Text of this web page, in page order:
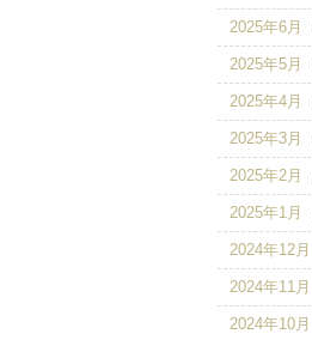
2025年6月
2025年5月
2025年4月
2025年3月
2025年2月
2025年1月
2024年12月
2024年11月
2024年10月